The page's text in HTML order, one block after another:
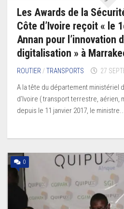
Les Awards de la
Côte d’Ivoire reçoit « le
Annan pour l’innovation
digitalisation » à
ROUTIER /TRANSPORTS 27
A la tête du département ministériel
d’Ivoire ( transport terrestre, aérien,
depuis le 11 janvier 2017, le
0